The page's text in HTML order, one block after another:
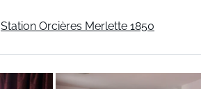
Station Orcières Merlette 1850